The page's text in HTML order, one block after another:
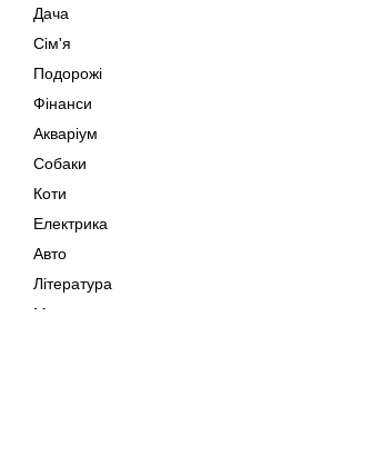
Дача
Сім'я
Подорожі
Фінанси
Акваріум
Собаки
Коти
Електрика
Авто
Література
Музика